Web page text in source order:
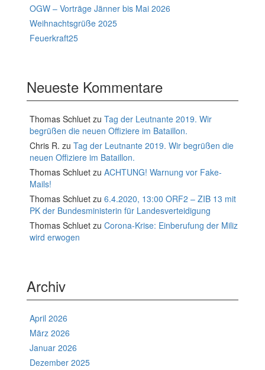
OGW – Vorträge Jänner bis Mai 2026
Weihnachtsgrüße 2025
Feuerkraft25
Neueste Kommentare
Thomas Schluet zu Tag der Leutnante 2019. Wir
begrüßen die neuen Offiziere im Bataillon.
Chris R. zu Tag der Leutnante 2019. Wir begrüßen die
neuen Offiziere im Bataillon.
Thomas Schluet zu ACHTUNG! Warnung vor Fake-
Mails!
Thomas Schluet zu 6.4.2020, 13:00 ORF2 – ZIB 13 mit
PK der Bundesministerin für Landesverteidigung
Thomas Schluet zu Corona-Krise: Einberufung der Miliz
wird erwogen
Archiv
April 2026
März 2026
Januar 2026
Dezember 2025